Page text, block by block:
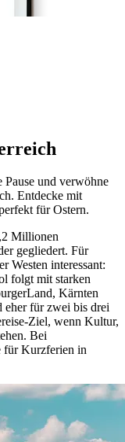
und verwöhne
Entdecke mit
für Ostern.
Millionen
gegliedert. Für
Westen interessant:
folgt mit starken
Kärnten
eher für zwei bis drei
Ziel, wenn Kultur,
Bei
für Kurzferien in